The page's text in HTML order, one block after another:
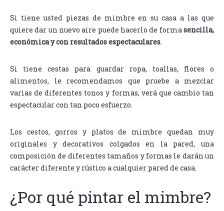
Si tiene usted piezas de mimbre en su casa a las que
quiere dar un nuevo aire puede hacerlo de formasencilla,
económica y con resultados espectaculares.
Si tiene cestas para guardar ropa, toallas, flores o
alimentos, le recomendamos que pruebe a mezclar
varias de diferentes tonos y formas, verá que cambio tan
espectacular con tan poco esfuerzo.
Los cestos, gorros y platos de mimbre quedan muy
originales y decorativos colgados en la pared, una
composición de diferentes tamaños y formas le darán un
carácter diferente y rústico a cualquier pared de casa.
¿Por qué pintar el mimbre?